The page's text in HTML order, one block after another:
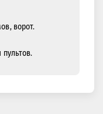
ворот.
пультов.